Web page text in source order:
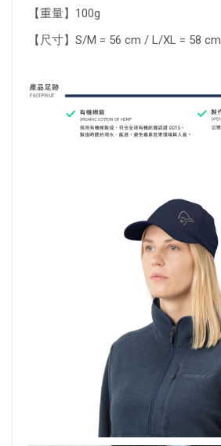
【重量】100g
【尺寸】S/M = 56 cm / L/XL = 58 cm